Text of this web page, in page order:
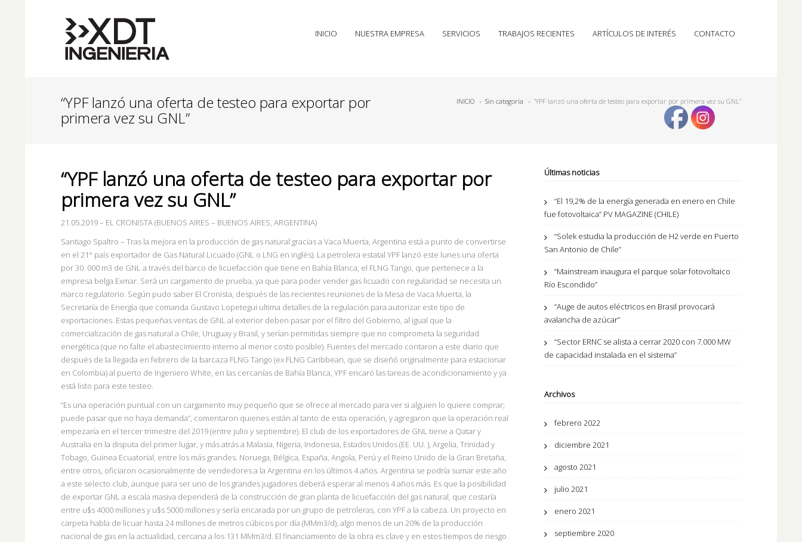
INICIO NUESTRA EMPRESA SERVICIOS TRABAJOS RECIENTES ARTÍCULOS DE INTERÉS CONTACTO
“YPF lanzó una oferta de testeo para exportar por
primera vez su GNL”
INICIO › Sin categoría › “YPF lanzó una oferta de testeo para exportar por primera vez su GNL”
“YPF lanzó una oferta de testeo para exportar por
primera vez su GNL”
21.05.2019– EL CRONISTA (BUENOS AIRES – BUENOS AIRES, ARGENTINA)
Santiago Spaltro – Tras la mejora en la producción de gas natural gracias a Vaca Muerta, Argentina está a punto de convertirse
en el 21° país exportador de Gas Natural Licuado (GNL o LNG en inglés). La petrolera estatal YPF lanzó este lunes una oferta
por 30. 000 m3 de GNL a través del barco de licuefacción que tiene en Bahía Blanca, el FLNG Tango, que pertenece a la
empresa belga Exmar. Será un cargamento de prueba, ya que para poder vender gas licuado con regularidad se necesita un
marco regulatorio. Según pudo saber El Cronista, después de las recientes reuniones de la Mesa de Vaca Muerta, la
Secretaría de Energía que comanda Gustavo Lopetegui ultima detalles de la regulación para autorizar este tipo de
exportaciones. Estas pequeñas ventas de GNL al exterior deben pasar por el filtro del Gobierno, al igual que la
comercialización de gas natural a Chile, Uruguay y Brasil, y serían permitidas siempre que no comprometa la seguridad
energética (que no falte el abastecimiento interno al menor costo posible). Fuentes del mercado contaron a este diario que
después de la llegada en febrero de la barcaza FLNG Tango (ex FLNG Caribbean, que se diseñó originalmente para estacionar
en Colombia) al puerto de Ingeniero White, en las cercanías de Bahía Blanca, YPF encaró las tareas de acondicionamiento y ya
está listo para este testeo.
“Es una operación puntual con un cargamento muy pequeño que se ofrece al mercado para ver si alguien lo quiere comprar;
puede pasar que no haya demanda”, comentaron quienes están al tanto de esta operación, y agregaron que la operación real
empezaría en el tercer trimestre del 2019 (entre julio y septiembre). El club de los exportadores de GNL tiene a Qatar y
Australia en la disputa del primer lugar, y más atrás a Malasia, Nigeria, Indonesia, Estados Unidos (EE. UU. ), Argelia, Trinidad y
Tobago, Guinea Ecuatorial, entre los más grandes. Noruega, Bélgica, España, Angola, Perú y el Reino Unido de la Gran Bretaña,
entre otros, oficiaron ocasionalmente de vendedores a la Argentina en los últimos 4 años. Argentina se podría sumar este año
a este selecto club, aunque para ser uno de los grandes jugadores deberá esperar al menos 4 años más. Es que la posibilidad
de exportar GNL a escala masiva dependerá de la construcción de gran planta de licuefacción del gas natural, que costaría
entre u$s 4000 millones y u$s 5000 millones y sería encarada por un grupo de petroleras, con YPF a la cabeza. Un proyecto en
carpeta habla de licuar hasta 24 millones de metros cúbicos por día (MMm3/d), algo menos de un 20% de la producción
nacional de gas en la actualidad, cercana a los 131 MMm3/d. El financiamiento de la obra es clave y en estos tiempos de riesgo
Últimas noticias
“El 19,2% de la energía generada en enero en Chile
fue fotovoltaica” PV MAGAZINE (CHILE)
“Solek estudia la producción de H2 verde en Puerto
San Antonio de Chile”
“Mainstream inaugura el parque solar fotovoltaico
Río Escondido”
“Auge de autos eléctricos en Brasil provocará
avalancha de azúcar”
“Sector ERNC se alista a cerrar 2020 con 7.000 MW
de capacidad instalada en el sistema”
Archivos
febrero 2022
diciembre 2021
agosto 2021
julio 2021
enero 2021
septiembre 2020